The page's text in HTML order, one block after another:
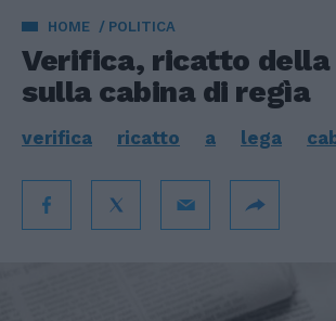
HOME POLITICA
Verifica, ricatto della
sulla cabina di regìa
verifica ricatto a lega